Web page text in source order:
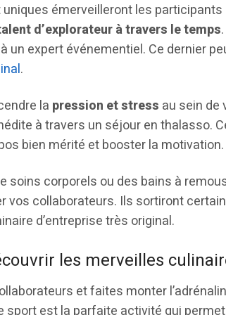
émerveilleront les
d’explorateur à travers le temps
un expert événementiel. Ce dernier
.
la pression et stress au sein de
à travers un séjour en thalasso.
bien mérité et booster la motivation.
soins corporels ou des bains à
vos collaborateurs. Ils sortiront
d’entreprise très original.
les merveilles
et faites monter